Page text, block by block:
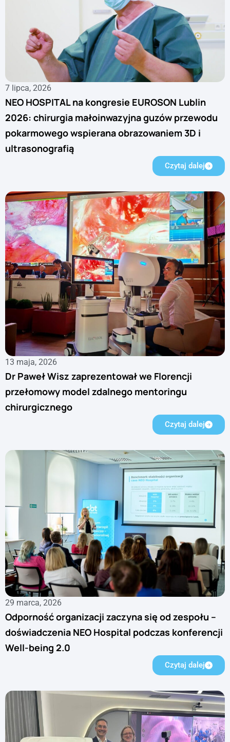
7 lipca, 2026
NEO HOSPITAL na kongresie EUROSON Lublin
2026: chirurgia małoinwazyjna guzów przewodu
pokarmowego wspierana obrazowaniem 3D i
ultrasonografią
Czytaj dalej
13 maja, 2026
Dr Paweł Wisz zaprezentował we Florencji
przełomowy model zdalnego mentoringu
chirurgicznego
Czytaj dalej
29 marca, 2026
Odporność organizacji zaczyna się od zespołu –
doświadczenia NEO Hospital podczas konferencji
Well-being 2.0
Czytaj dalej